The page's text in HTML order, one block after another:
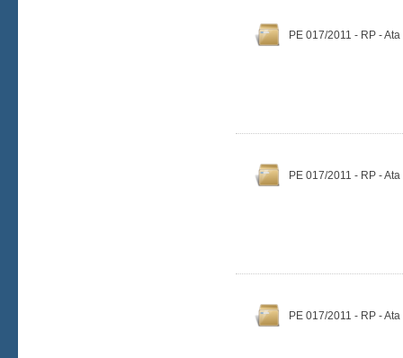
PE 017/2011 - RP -
PE 017/2011 - RP -
PE 017/2011 - RP -